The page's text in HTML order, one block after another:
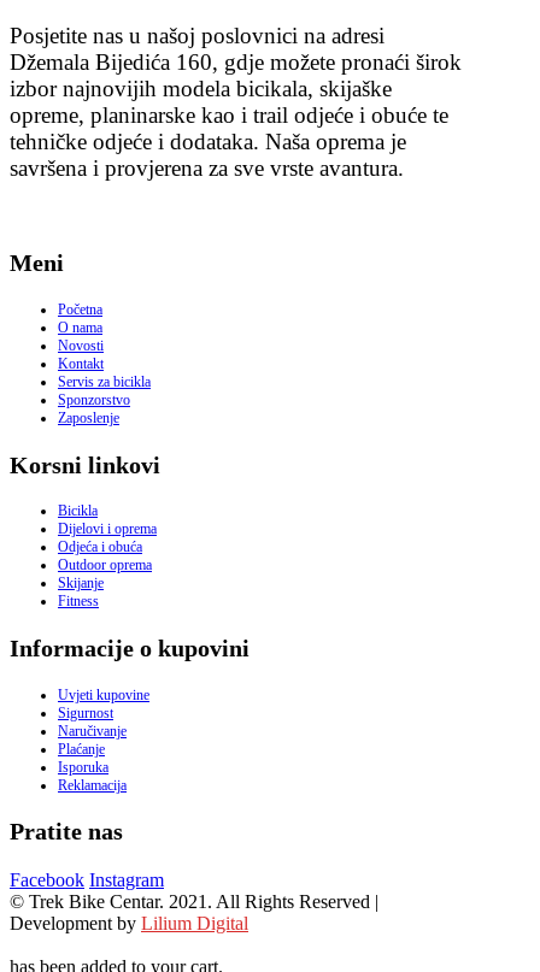
Posjetite nas u našoj poslovnici na adresi
Džemala Bijedića 160, gdje možete pronaći širok
izbor najnovijih modela bicikala, skijaške
opreme, planinarske kao i trail odjeće i obuće te
tehničke odjeće i dodataka. Naša oprema je
savršena i provjerena za sve vrste avantura.
Meni
Početna
O nama
Novosti
Kontakt
Servis za bicikla
Sponzorstvo
Zaposlenje
Korsni linkovi
Bicikla
Dijelovi i oprema
Odjeća i obuća
Outdoor oprema
Skijanje
Fitness
Informacije o kupovini
Uvjeti kupovine
Sigurnost
Naručivanje
Plaćanje
Isporuka
Reklamacija
Pratite nas
Facebook Instagram
© Trek Bike Centar. 2021. All Rights Reserved |
Development by Lilium Digital
has been added to your cart.